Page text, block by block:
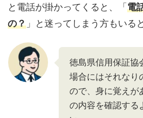
と電話が掛かってくると、「 電
の？ 」と迷ってしまう方もいる
徳島県信用保証協
場合にはそれなり
ので、身に覚えが
の内容を確認する